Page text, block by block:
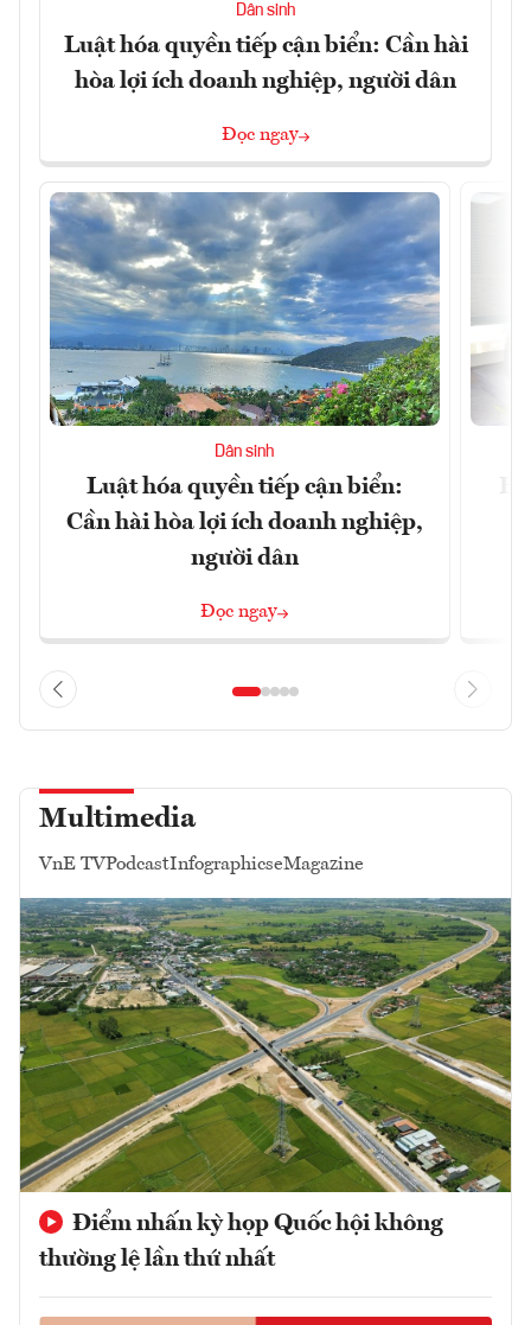
Dân sinh
Luật hóa quyền tiếp cận biển: Cần hài
hòa lợi ích doanh nghiệp, người dân
Đọc ngay
Dân sinh
Luật hóa quyền tiếp cận biển:
Cần hài hòa lợi ích doanh nghiệp,
người dân
Đọc ngay
Multimedia
VnE TVPodcastInfographicseMagazine
Điểm nhấn kỳ họp Quốc hội không
thường lệ lần thứ nhất